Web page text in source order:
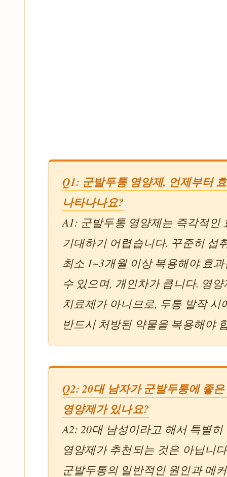
Q1: 군발두통 영양제, 언제부터
나타나나요?
A1: 군발두통 영양제는 즉각적인
기대하기 어렵습니다. 꾸준히 섭
최소 1~3개월 이상 복용해야 효
수 있으며, 개인차가 큽니다. 영
치료제가 아니므로, 두통 발작 시
반드시 처방된 약물을 복용해야
Q2: 20대 남자가 군발두통에 좋
영양제가 있나요?
A2: 20대 남성이라고 해서 특별히
영양제가 추천되는 것은 아닙니
군발두통의 일반적인 원인과 메